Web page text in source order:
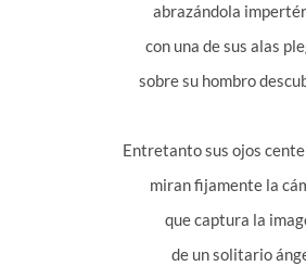
abrazándola
con una de sus alas
sobre su hombro
Entretanto sus ojos
miran fijamente la
que captura la
de un solitario